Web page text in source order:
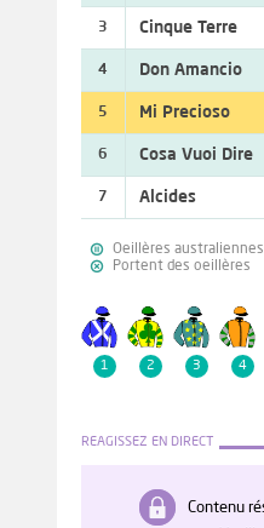
3 Cinque Terre
4 Don Amancio
5 Mi Precioso
6 Cosa Vuoi Dire
7 Alcides
 Oeillères australiennes
 Portent des oeillères
1 2 3 4
REAGISSEZ EN DIRECT
Contenu